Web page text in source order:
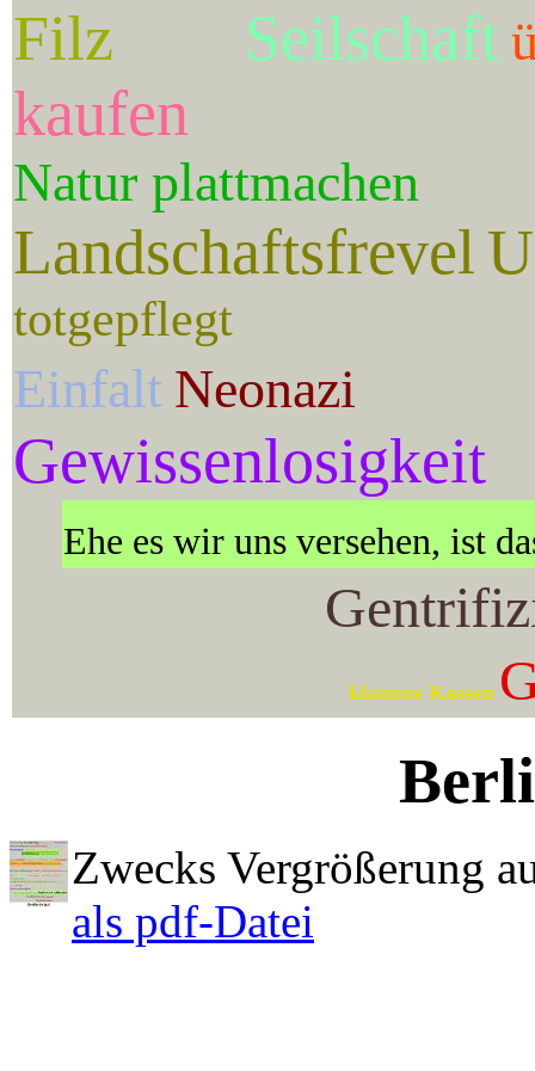
Filz Seilschaft
kaufen
Natur plattmachen
Landschaftsfrevel
totgepflegt
Einfalt Neonazi
Gewissenlosigkeit
Ehe es wir uns versehen, ist
klamme Kassen
Zwecks Vergrößerung
als pdf-Datei